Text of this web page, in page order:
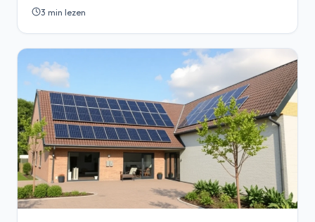
3 min lezen